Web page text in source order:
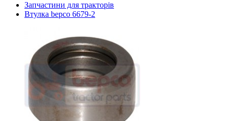
Запчастини для тракторів
Втулка bepco 6679-2